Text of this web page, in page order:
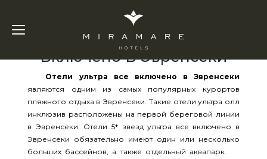
Отели Ультра Все
Включено В Эвренсеки
Отели ультра все включено в Эвренсеки
являются одним из самых популярных курортов
пляжного отдыха в Эвренсеки. Такие отели ультра олл
инклюзив расположены на первой береговой линии
в Эвренсеки. Отели 5* звезд ультра все включено в
Эвренсеки обязательно имеют один или несколько
больших бассейнов, а также отдельный аквапарк.